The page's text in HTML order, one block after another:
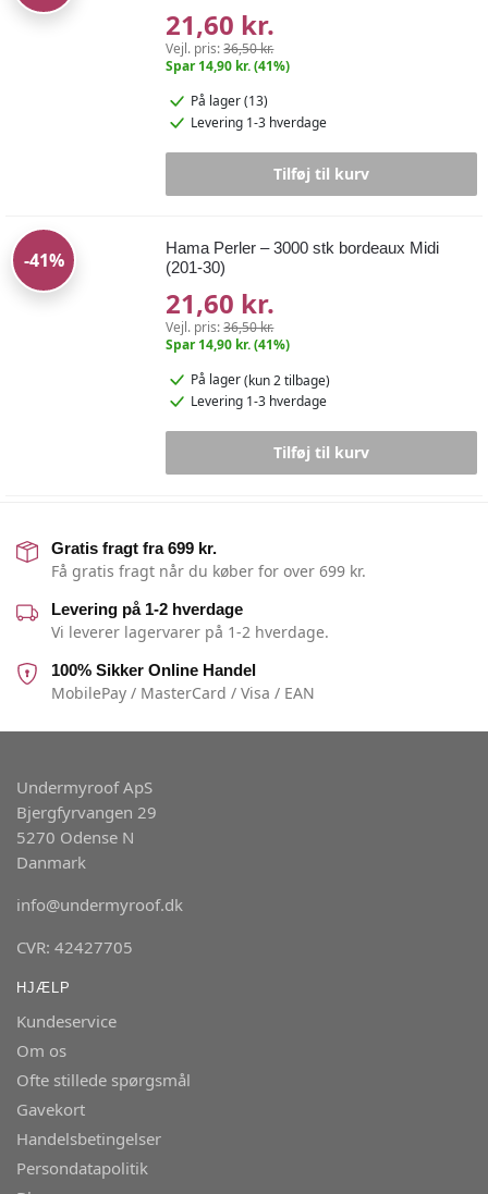
21,60 kr.
Vejl. pris:36,50 kr.
Spar 14,90 kr. (41%)
På lager (13)
Levering 1-3 hverdage
Tilføj til kurv
-41%
Hama Perler – 3000 stk bordeaux Midi
(201-30)
21,60 kr.
Vejl. pris:36,50 kr.
Spar 14,90 kr. (41%)
På lager(kun 2 tilbage)
Levering 1-3 hverdage
Tilføj til kurv
Gratis fragt fra 699 kr.
Få gratis fragt når du køber for over 699 kr.
Levering på 1-2 hverdage
Vi leverer lagervarer på 1-2 hverdage.
100% Sikker Online Handel
MobilePay / MasterCard / Visa / EAN
Undermyroof ApS
Bjergfyrvangen 29
5270 Odense N
Danmark
info@undermyroof.dk
CVR: 42427705
HJÆLP
Kundeservice
Om os
Ofte stillede spørgsmål
Gavekort
Handelsbetingelser
Persondatapolitik